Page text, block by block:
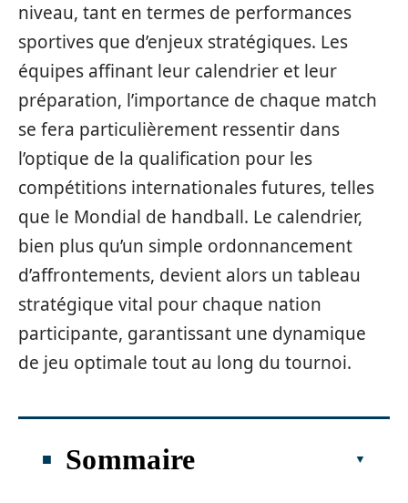
niveau, tant en termes de performances
sportives que d’enjeux stratégiques. Les
équipes affinant leur calendrier et leur
préparation, l’importance de chaque match
se fera particulièrement ressentir dans
l’optique de la qualification pour les
compétitions internationales futures, telles
que le Mondial de handball. Le calendrier,
bien plus qu’un simple ordonnancement
d’affrontements, devient alors un tableau
stratégique vital pour chaque nation
participante, garantissant une dynamique
de jeu optimale tout au long du tournoi.
Sommaire